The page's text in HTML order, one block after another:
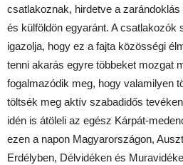
csatlakoznak, hirdetve a
és külföldön egyaránt. A csatlakozók
igazolja, hogy ez a fajta közösségi
tenni akarás egyre többeket mozgat
fogalmazódik meg, hogy valamilyen
töltsék meg aktív szabadidős
idén is átöleli az egész Kárpát-
ezen a napon Magyarországon,
Erdélyben, Délvidéken és